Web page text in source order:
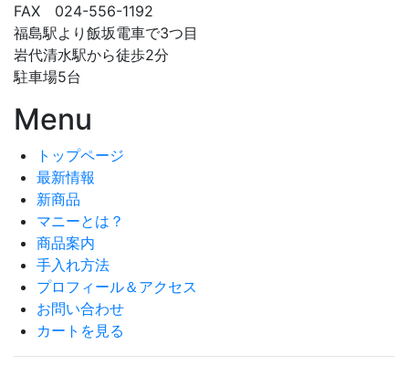
FAX 024-556-1192
福島駅より飯坂電車で3つ目
岩代清水駅から徒歩2分
駐車場5台
Menu
トップページ
最新情報
新商品
マニーとは？
商品案内
手入れ方法
プロフィール＆アクセス
お問い合わせ
カートを見る